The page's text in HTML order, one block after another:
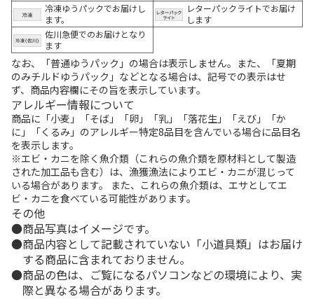
冷凍ゆうパックでお届けし
ます。
レターパックライトでお届け
します
佐川急便でのお届けとなり
ます
なお、「普通ゆうパック」の場合は表示しません。また、「夏期
のみチルドゆうパック」などとなる場合は、記号での表示はせ
ず、商品内容欄にその旨を表示しています。
アレルギー情報について
商品に「小麦」「そば」「卵」「乳」「落花生」「えび」「か
に」「くるみ」のアレルギー特定8品目を含んでいる場合に品目名
を表示します。
※エビ・カニを除く魚介類（これらの魚介類を原材料として製造
された加工品も含む）は、漁獲漁法によりエビ・カニが混じって
いる場合があります。 また、これらの魚介類は、エサとしてエ
ビ・カニを食べている可能性があります。
その他
商品写真はイメージです。
商品内容として記載されていない「小道具類」はお届け
する商品に含まれておりません。
商品の色は、ご覧になるパソコンなどの環境により、実
際と異なる場合があります。